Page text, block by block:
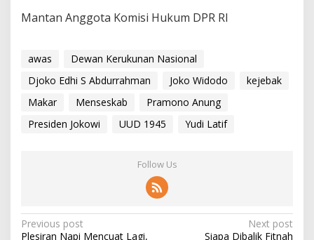
Mantan Anggota Komisi Hukum DPR RI
awas
Dewan Kerukunan Nasional
Djoko Edhi S Abdurrahman
Joko Widodo
kejebak
Makar
Menseskab
Pramono Anung
Presiden Jokowi
UUD 1945 Yudi Latif
Follow Us
P
Previous post
Plesiran Napi Mencuat Lagi,
Next post
Siapa Dibalik Fitnah